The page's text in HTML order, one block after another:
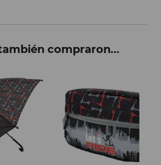
compraron...